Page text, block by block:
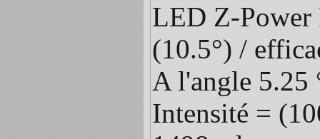
LED Z-Power
(10.5°) /
A l'angle 5.25
Intensité =